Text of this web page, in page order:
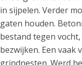
in sijpelen. Verder
gaten houden.
bestand tegen
bezwijken. Een